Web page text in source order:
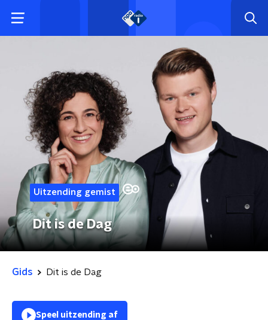
Uitzending gemist
Dit is de Dag
Gids Dit is de Dag
Speel uitzending af